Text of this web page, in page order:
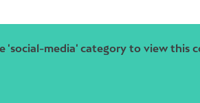
'social-media' category to view this